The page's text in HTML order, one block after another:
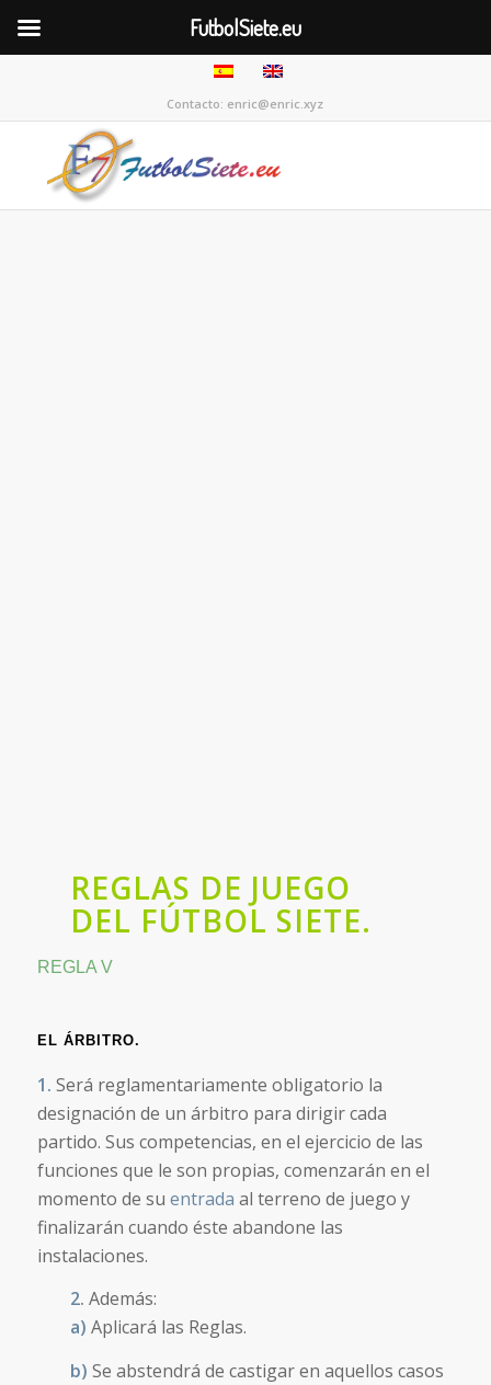
Contacto: enric@enric.xyz
REGLAS DE JUEGO
DEL FÚTBOL SIETE.
REGLA V
EL ÁRBITRO.
1. Será reglamentariamente obligatorio la
designación de un árbitro para dirigir cada
partido. Sus competencias, en el ejercicio de las
funciones que le son propias, comenzarán en el
momento de su entrada al terreno de juego y
finalizarán cuando éste abandone las
instalaciones.
2. Además:
a) Aplicará las Reglas.
b) Se abstendrá de castigar en aquellos casos
FutbolSiete.eu